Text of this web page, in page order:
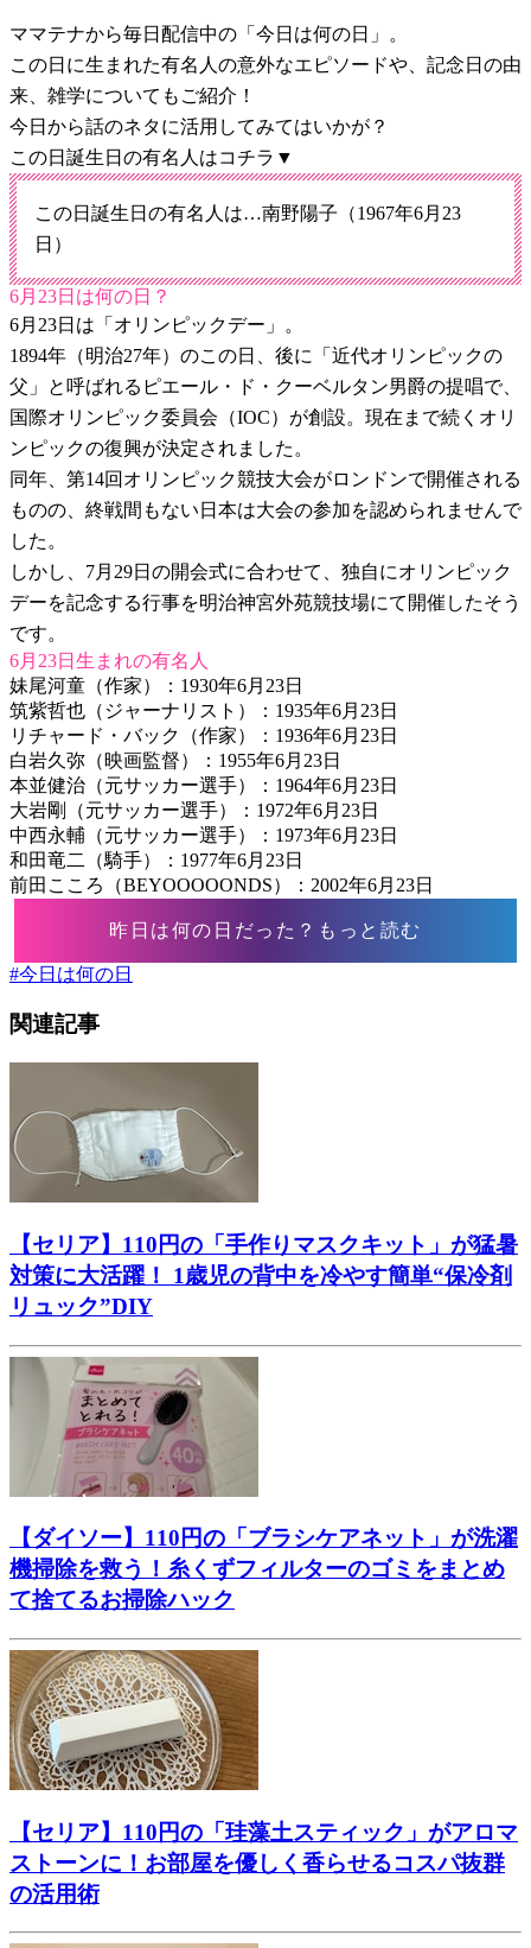
ママテナから毎日配信中の「今日は何の日」。
この日に生まれた有名人の意外なエピソードや、記念日の由
来、雑学についてもご紹介！
今日から話のネタに活用してみてはいかが？
この日誕生日の有名人はコチラ▼
この日誕生日の有名人は…南野陽子（1967年6月23
日）
6月23日は何の日？
6月23日は「オリンピックデー」。
1894年（明治27年）のこの日、後に「近代オリンピックの
父」と呼ばれるピエール・ド・クーベルタン男爵の提唱で、
国際オリンピック委員会（IOC）が創設。現在まで続くオリ
ンピックの復興が決定されました。
同年、第14回オリンピック競技大会がロンドンで開催される
ものの、終戦間もない日本は大会の参加を認められませんで
した。
しかし、7月29日の開会式に合わせて、独自にオリンピック
デーを記念する行事を明治神宮外苑競技場にて開催したそう
です。
6月23日生まれの有名人
妹尾河童（作家）：1930年6月23日
筑紫哲也（ジャーナリスト）：1935年6月23日
リチャード・バック（作家）：1936年6月23日
白岩久弥（映画監督）：1955年6月23日
本並健治（元サッカー選手）：1964年6月23日
大岩剛（元サッカー選手）：1972年6月23日
中西永輔（元サッカー選手）：1973年6月23日
和田竜二（騎手）：1977年6月23日
前田こころ（BEYOOOOONDS）：2002年6月23日
昨日は何の日だった？もっと読む
#今日は何の日
関連記事
【セリア】110円の「手作りマスクキット」が猛暑
対策に大活躍！ 1歳児の背中を冷やす簡単“保冷剤
リュック”DIY
【ダイソー】110円の「ブラシケアネット」が洗濯
機掃除を救う！糸くずフィルターのゴミをまとめ
て捨てるお掃除ハック
【セリア】110円の「珪藻土スティック」がアロマ
ストーンに！お部屋を優しく香らせるコスパ抜群
の活用術